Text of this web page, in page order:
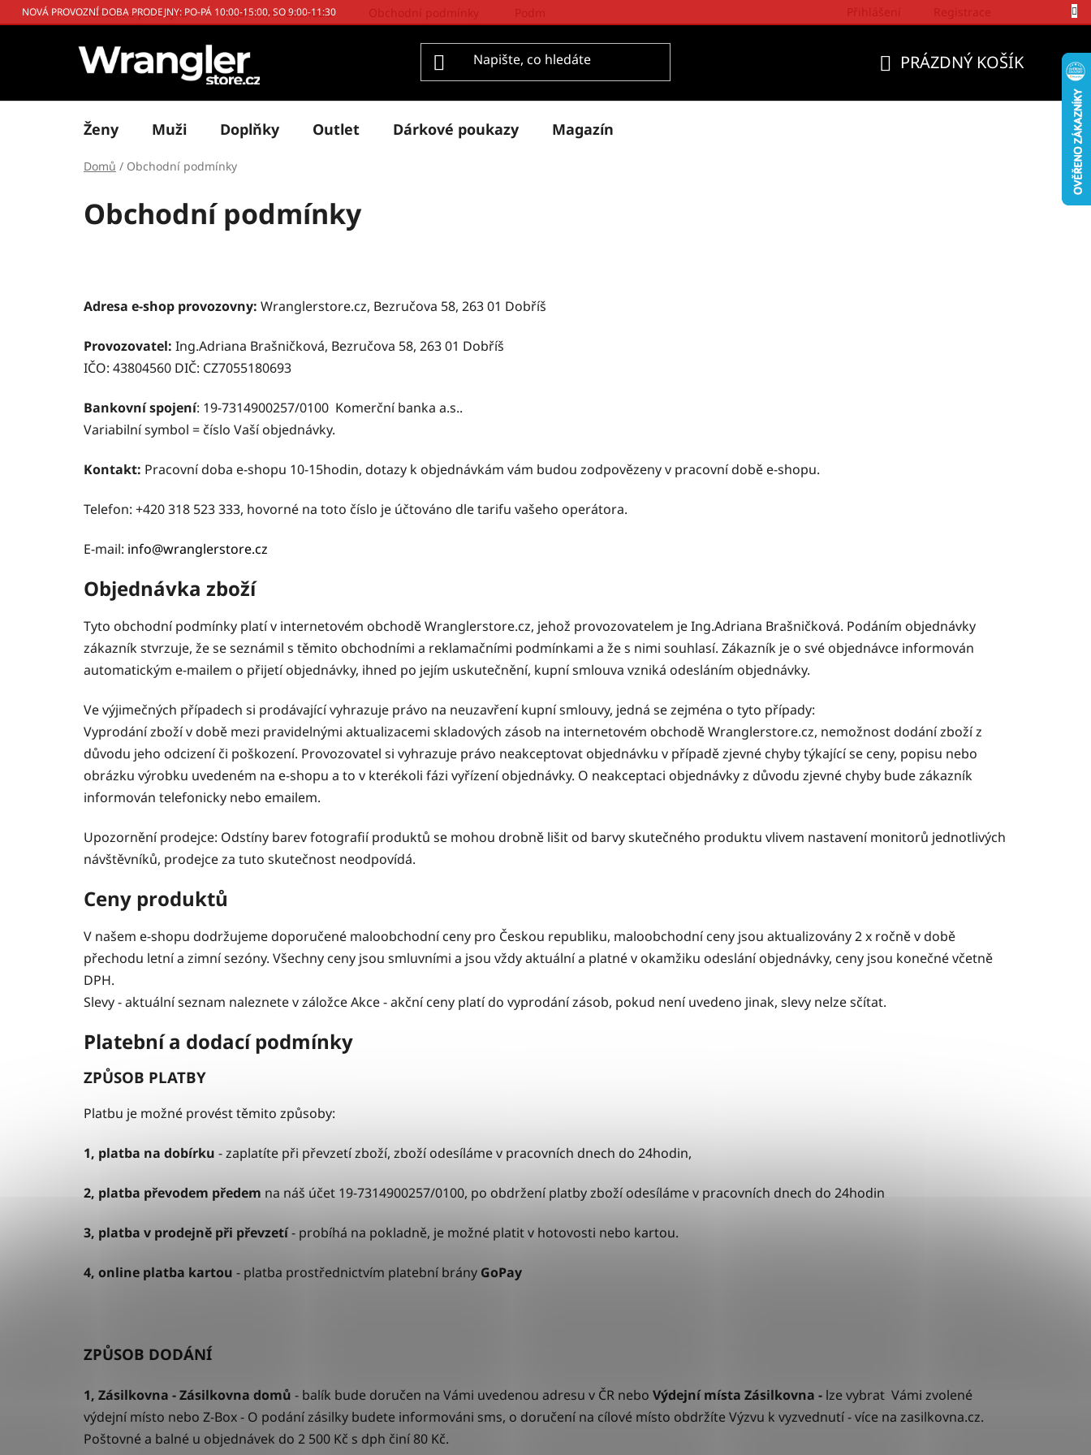
Přejít
na
NOVÁ PROVOZNÍ DOBA PRODEJNY: PO-PÁ 10:00-15:00, SO 9:00-11:30
Kontakt a prodejna Hodnocení obchodu
PRÁZDNÝ KOŠÍK
Ženy Muži Doplňky Outlet Dárkové poukazy Magazín
Domů / Obchodní podmínky
Obchodní podmínky
Adresa e-shop provozovny: Wranglerstore.cz, Bezručova 58, 263 01 Dobříš
Provozovatel: Ing.Adriana Brašničková, Bezručova 58, 263 01 Dobříš
IČO: 43804560 DIČ: CZ7055180693
Bankovní spojení: 19-7314900257/0100 Komerční banka a.s..
Variabilní symbol = číslo Vaší objednávky.
Kontakt: Pracovní doba e-shopu 10-15hodin, dotazy k objednávkám vám budou zodpovězeny v pracovní době e-shopu.
Telefon: +420 318 523 333, hovorné na toto číslo je účtováno dle tarifu vašeho operátora.
E-mail: info@wranglerstore.cz
Objednávka zboží
Tyto obchodní podmínky platí v internetovém obchodě Wranglerstore.cz, jehož provozovatelem je Ing.Adriana Brašničková. Podáním objednávky
zákazník stvrzuje, že se seznámil s těmito obchodními a reklamačními podmínkami a že s nimi souhlasí. Zákazník je o své objednávce informován
automatickým e-mailem o přijetí objednávky, ihned po jejím uskutečnění, kupní smlouva vzniká odesláním objednávky.
Ve výjimečných případech si prodávající vyhrazuje právo na neuzavření kupní smlouvy, jedná se zejména o tyto případy:
Vyprodání zboží v době mezi pravidelnými aktualizacemi skladových zásob na internetovém obchoděWranglerstore.cz, nemožnost dodání zboží z
důvodu jeho odcizení či poškození. Provozovatel si vyhrazuje právo neakceptovat objednávku v případě zjevné chyby týkající se ceny, popisu nebo
obrázku výrobku uvedeném na e-shopu a to v kterékoli fázi vyřízení objednávky. O neakceptaci objednávky z důvodu zjevné chyby bude zákazník
informován telefonicky nebo emailem.
Upozornění prodejce: Odstíny barev fotografií produktů se mohou drobně lišit od barvy skutečného produktu vlivem nastavení monitorů jednotlivých
návštěvníků, prodejce za tuto skutečnost neodpovídá.
Ceny produktů
V našem e-shopu dodržujeme doporučené maloobchodní ceny pro Českou republiku, maloobchodní ceny jsou aktualizovány 2 x ročně v době
přechodu letní a zimní sezóny. Všechny ceny jsou smluvními a jsou vždy aktuální a platné v okamžiku odeslání objednávky, ceny jsou konečné včetně
DPH.
Slevy - aktuální seznam naleznete v záložce Akce - akční ceny platí do vyprodání zásob, pokud není uvedeno jinak, slevy nelze sčítat.
Platební a dodací podmínky
ZPŮSOB PLATBY
Platbu je možné provést těmito způsoby:
1, platba na dobírku - zaplatíte při převzetí zboží, zboží odesíláme v pracovních dnech do 24hodin,
2, platba převodem předem na náš účet 19-7314900257/0100, po obdržení platby zboží odesíláme v pracovních dnech do 24hodin
3, platba v prodejně při převzetí- probíhá na pokladně, je možné platit v hotovosti nebo kartou.
4, online platba kartou - platba prostřednictvím platební brány GoPay
ZPŮSOB DODÁNÍ
1, Zásilkovna - Zásilkovna domů - balík bude doručen na Vámi uvedenou adresu v ČR nebo Výdejní místa Zásilkovna - lze vybrat Vámi zvolené
výdejní místo nebo Z-Box - O podání zásilky budete informováni sms, o doručení na cílové místo obdržíte Výzvu k vyzvednutí - více na zasilkovna.cz.
Poštovné a balné u objednávek do 2 500 Kč s dph činí 80 Kč.